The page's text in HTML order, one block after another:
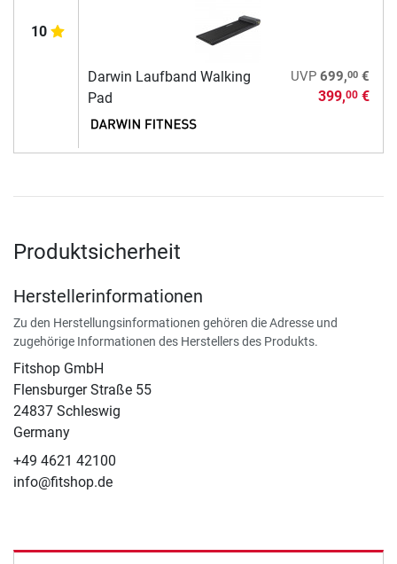
10
Darwin Laufband Walking
Pad
UVP 699,00€
399,00€
Produktsicherheit
Herstellerinformationen
Zu den Herstellungsinformationen gehören die Adresse und
zugehörige Informationen des Herstellers des Produkts.
Fitshop GmbH
Flensburger Straße 55
24837 Schleswig
Germany
+49 4621 42100
info@fitshop.de